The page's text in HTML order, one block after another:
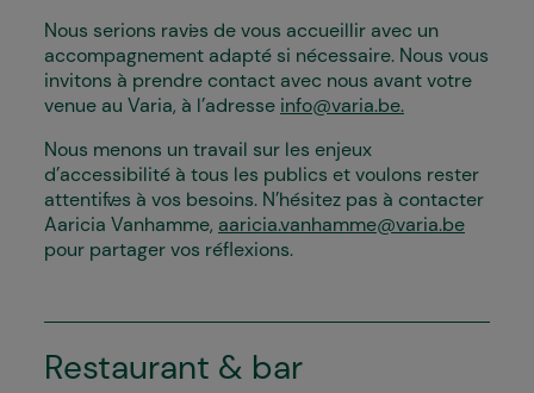
Nous serions ravi·es de vous accueillir avec un
accompagnement adapté si nécessaire. Nous vous
invitons à prendre contact avec nous avant votre
venue au Varia, à l’adresse info@varia.be.
Nous menons un travail sur les enjeux
d’accessibilité à tous les publics et voulons rester
attentif·ves à vos besoins. N’hésitez pas à contacter
Aaricia Vanhamme, aaricia.vanhamme@varia.be
pour partager vos réflexions.
Restaurant & bar